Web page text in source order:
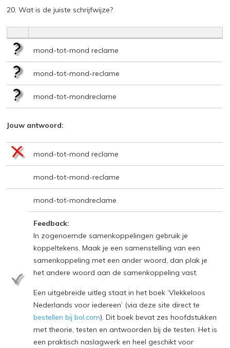
20. Wat is de juiste schrijfwijze?
mond-tot-mond reclame
mond-tot-mond-reclame
mond-tot-mondreclame
Jouw antwoord:
mond-tot-mond reclame
mond-tot-mond-reclame
mond-tot-mondreclame
Feedback:
In zogenoemde samenkoppelingen gebruik je
koppeltekens. Maak je een samenstelling van een
samenkoppeling met een ander woord, dan plak je
het andere woord aan de samenkoppeling vast.
Een uitgebreide uitleg staat in het boek ‘Vlekkeloos
Nederlands voor iedereen’ (via deze site direct te
bestellen bij bol.com). Dit boek bevat zes hoofdstukken
met theorie, testen en antwoorden bij de testen. Het is
een praktisch naslagwerk en heel geschikt voor